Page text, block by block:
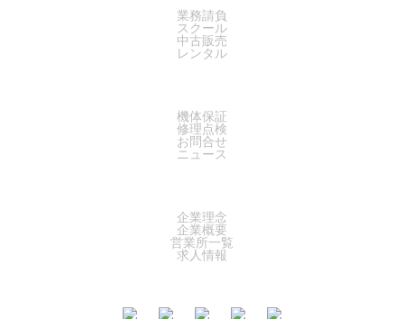
業務請負
スクール
中古販売
レンタル
機体保証
修理点検
お問合せ
ニュース
企業理念
企業概要
営業所一覧
求人情報